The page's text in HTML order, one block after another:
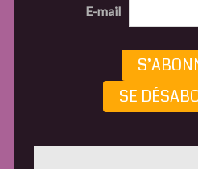
E-mail
SE